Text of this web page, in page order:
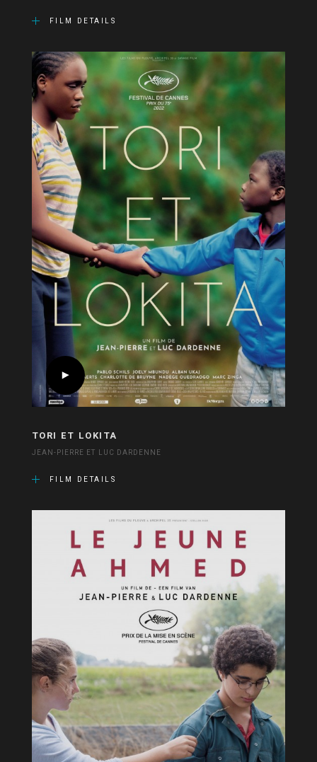
FILM DETAILS
TORI ET LOKITA
JEAN-PIERRE ET LUC DARDENNE
FILM DETAILS